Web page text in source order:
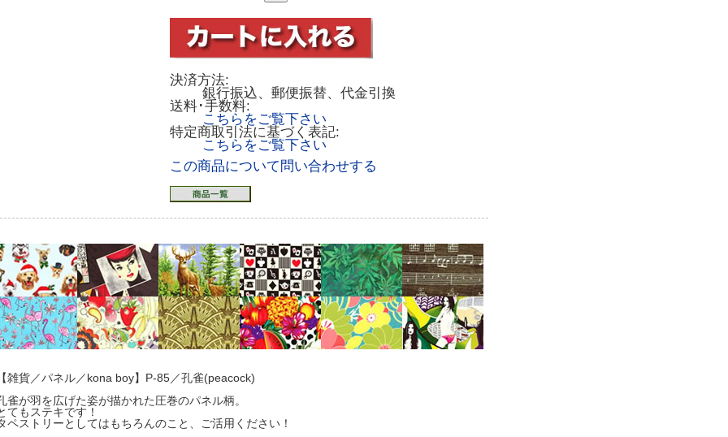
決済方法:
銀行振込、郵便振替、代金引換
送料･手数料:
こちらをご覧下さい
特定商取引法に基づく表記:
こちらをご覧下さい
この商品について問い合わせする
雑貨／パネル／kona boy】P-85／孔雀(peacock)
雀が羽を広げた姿が描かれた圧巻のパネル柄。
てもステキです！
ペストリーとしてはもちろんのこと、ご活用ください！